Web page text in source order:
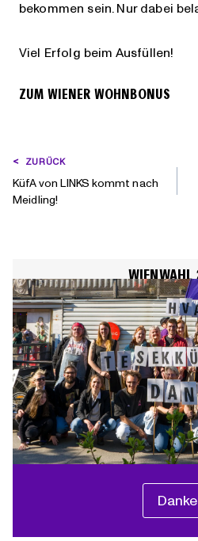
bekommen sein. Nur dabei
Viel Erfolg beim Ausfüllen!
ZUM WIENER WOHNBONUS
BEITRAGSNAVIGATION
ZURÜCK
KüfA von LINKS kommt nach
Meidling!
Danke